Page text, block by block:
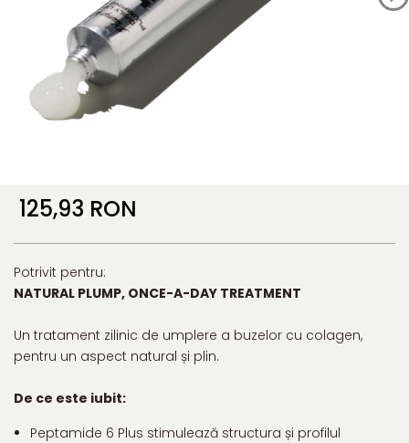
125,93 RON
Potrivit pentru:
NATURAL PLUMP, ONCE-A-DAY TREATMENT
Un tratament zilinic de umplere a buzelor cu colagen,
pentru un aspect natural și plin.
De ce este iubit:
Peptamide 6 Plus stimulează structura și profilul